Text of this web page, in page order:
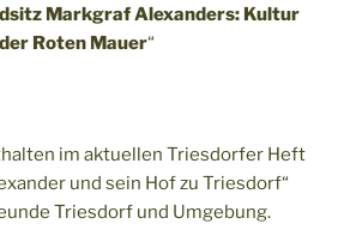
Markgraf Alexanders: Kultur
Roten Mauer“
im aktuellen Triesdorfer Heft
und sein Hof zu Triesdorf“
Triesdorf und Umgebung.